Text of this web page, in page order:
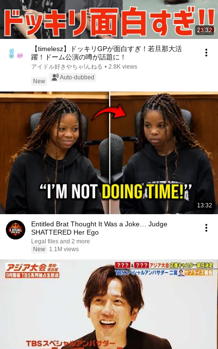
23:32
【timelesz】ドッキリGPが面白すぎ！若旦那大活
躍！ドーム公演の噂が話題に！
アイドル好きやちゃ!んねる • 2.8K views
New
Auto-dubbed
13:32
Entitled Brat Thought It Was a Joke… Judge
SHATTERED Her Ego
Legal files and 2 more
New
1.1M views